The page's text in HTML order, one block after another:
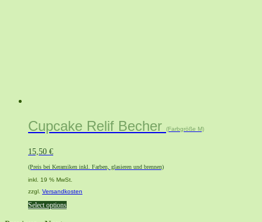
Cupcake Relif Becher (Farbgröße M)
15,50 €
(Preis bei Keramiken inkl. Farben, glasieren und brennen)
inkl. 19 % MwSt.
zzgl. Versandkosten
Select options